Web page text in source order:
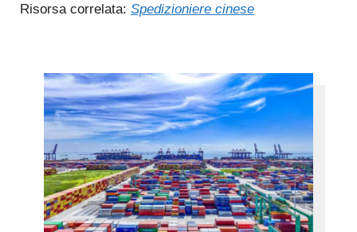
Risorsa correlata: Spedizioniere cinese